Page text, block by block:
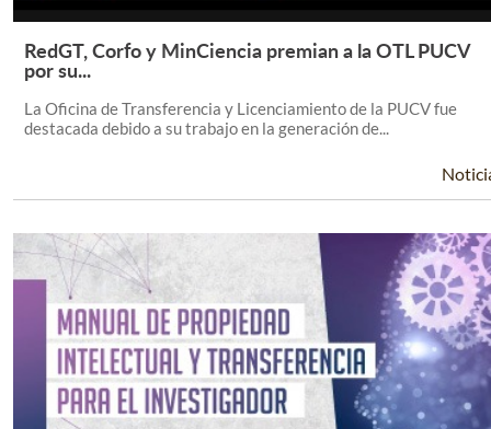
Leer Más +
RedGT, Corfo y MinCiencia premian a la OTL PUCV
por su...
La Oficina de Transferencia y Licenciamiento de la PUCV fue
destacada debido a su trabajo en la generación de...